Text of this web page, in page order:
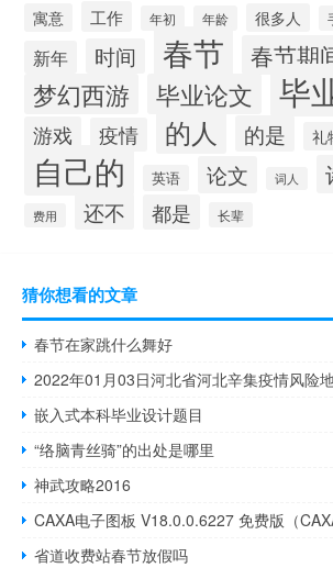
寓意 工作 年初 年龄 很多人
新年 时间 春节 春节期
梦幻西游 毕业论文 毕
游戏 疫情 的人 的是 礼
自己的 英语 论文 词人
费用 还不 都是 长辈
猜你想看的文章
春节在家跳什么舞好
嵌入式本科毕业设计题目
“络脑青丝骑”的出处是哪里
神武攻略2016
省道收费站春节放假吗